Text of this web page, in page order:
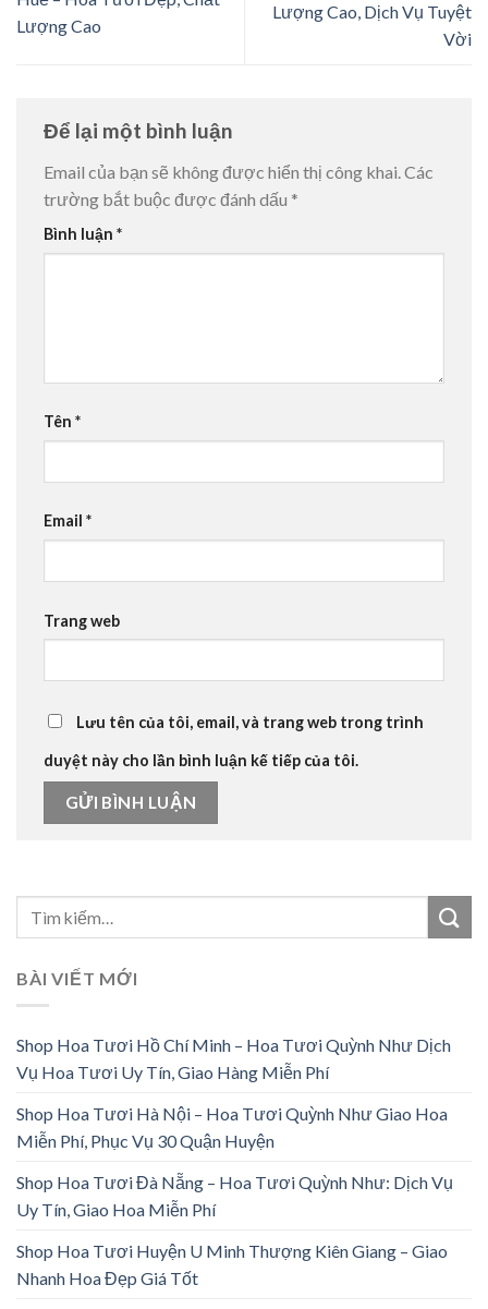
Lượng Cao
Lượng Cao, Dịch Vụ Tuyệt
Vời
Để lại một bình luận
Email của bạn sẽ không được hiển thị công khai.Các
trường bắt buộc được đánh dấu *
Bình luận *
Tên *
Email *
Trang web
Lưu tên của tôi, email, và trang web trong trình
duyệt này cho lần bình luận kế tiếp của tôi.
BÀI VIẾT MỚI
Shop Hoa Tươi Hồ Chí Minh – Hoa Tươi Quỳnh Như Dịch
Vụ Hoa Tươi Uy Tín, Giao Hàng Miễn Phí
Shop Hoa Tươi Hà Nội – Hoa Tươi Quỳnh Như Giao Hoa
Miễn Phí, Phục Vụ 30 Quận Huyện
Shop Hoa Tươi Đà Nẵng – Hoa Tươi Quỳnh Như: Dịch Vụ
Uy Tín, Giao Hoa Miễn Phí
Shop Hoa Tươi Huyện U Minh Thượng Kiên Giang – Giao
Nhanh Hoa Đẹp Giá Tốt